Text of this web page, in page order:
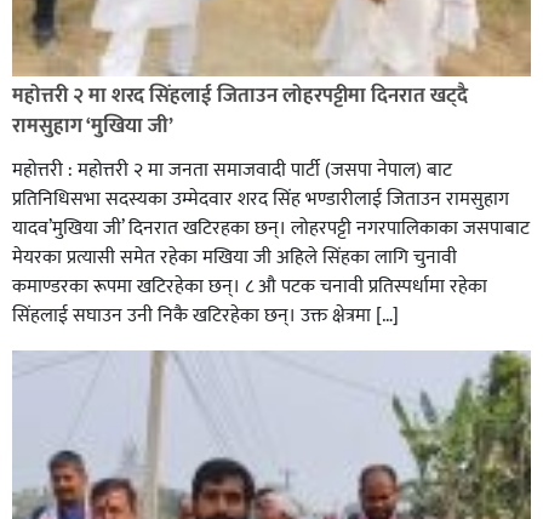
रक्तदान सेवामा जिल्लामै दोस्रो स्थान ल्याएकोमा जनमत नेताद्वय
रेडक्रस सिराहा द्वारा सम्मानित
सिराहाको औरहीमा जेन-जी भेला सम्पन्न
महोत्तरी २ मा शरद सिंहलाई जिताउन लोहरपट्टीमा दिनरात खट्दै
रामसुहाग ‘मुखिया जी’
महोत्तरी : महोत्तरी २ मा जनता समाजवादी पार्टी (जसपा नेपाल) बाट
प्रतिनिधिसभा सदस्यका उम्मेदवार शरद सिंह भण्डारीलाई जिताउन रामसुहाग
यादव’मुखिया जी’ दिनरात खटिरहका छन्। लोहरपट्टी नगरपालिकाका जसपाबाट
मेयरका प्रत्यासी समेत रहेका मखिया जी अहिले सिंहका लागि चुनावी
कमाण्डरका रूपमा खटिरहेका छन्। ८ औ पटक चनावी प्रतिस्पर्धामा रहेका
सिंहलाई सघाउन उनी निकै खटिरहेका छन्। उक्त क्षेत्रमा […]